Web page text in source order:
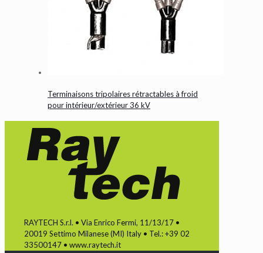
Terminaisons tripolaires rétractables à froid
pour intérieur/extérieur 36 kV
RAYTECH S.r.l. • Via Enrico Fermi, 11/13/17 •
20019 Settimo Milanese (MI) Italy • Tel.: +39 02
33500147 • www.raytech.it